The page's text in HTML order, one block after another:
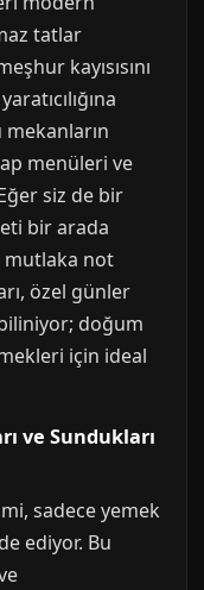
tatlar
kayısısını
menüleri ve
siz de bir
bir arada
mutlaka not
özel günler
doğum
için ideal
ve Sundukları
sadece yemek
ediyor. Bu